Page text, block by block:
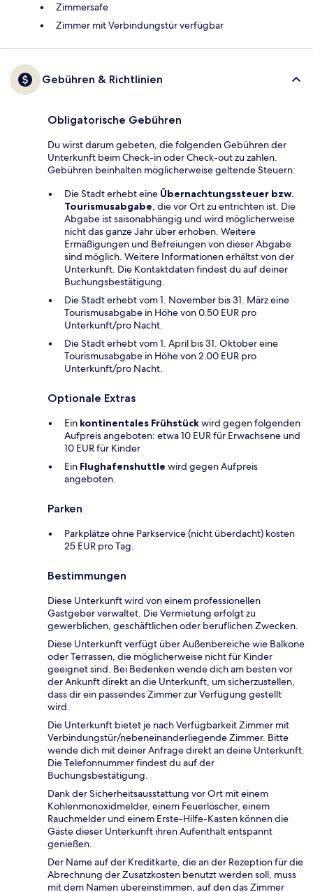
Zimmersafe
Zimmer mit Verbindungstür verfügbar
Gebühren & Richtlinien
Obligatorische Gebühren
Du wirst darum gebeten, die folgenden Gebühren der
Unterkunft beim Check-in oder Check-out zu zahlen.
Gebühren beinhalten möglicherweise geltende Steuern:
Die Stadt erhebt eine Übernachtungssteuer bzw.
Tourismusabgabe, die vor Ort zu entrichten ist. Die
Abgabe ist saisonabhängig und wird möglicherweise
nicht das ganze Jahr über erhoben. Weitere
Ermäßigungen und Befreiungen von dieser Abgabe
sind möglich. Weitere Informationen erhältst von der
Unterkunft. Die Kontaktdaten findest du auf deiner
Buchungsbestätigung.
Die Stadt erhebt vom 1. November bis 31. März eine
Tourismusabgabe in Höhe von 0.50 EUR pro
Unterkunft/pro Nacht.
Die Stadt erhebt vom 1. April bis 31. Oktober eine
Tourismusabgabe in Höhe von 2.00 EUR pro
Unterkunft/pro Nacht.
Optionale Extras
Ein kontinentales Frühstückwird gegen folgenden
Aufpreis angeboten: etwa 10 EUR für Erwachsene und
10 EUR für Kinder
Ein Flughafenshuttle wird gegen Aufpreis
angeboten.
Parken
Parkplätze ohne Parkservice (nicht überdacht) kosten
25 EUR pro Tag.
Bestimmungen
Diese Unterkunft wird von einem professionellen
Gastgeber verwaltet. Die Vermietung erfolgt zu
gewerblichen, geschäftlichen oder beruflichen Zwecken.
Diese Unterkunft verfügt über Außenbereiche wie Balkone
oder Terrassen, die möglicherweise nicht für Kinder
geeignet sind. Bei Bedenken wende dich am besten vor
der Ankunft direkt an die Unterkunft, um sicherzustellen,
dass dir ein passendes Zimmer zur Verfügung gestellt
wird.
Die Unterkunft bietet je nach Verfügbarkeit Zimmer mit
Verbindungstür/nebeneinanderliegende Zimmer. Bitte
wende dich mit deiner Anfrage direkt an deine Unterkunft.
Die Telefonnummer findest du auf der
Buchungsbestätigung.
Dank der Sicherheitsausstattung vor Ort mit einem
Kohlenmonoxidmelder, einem Feuerlöscher, einem
Rauchmelder und einem Erste-Hilfe-Kasten können die
Gäste dieser Unterkunft ihren Aufenthalt entspannt
genießen.
Der Name auf der Kreditkarte, die an der Rezeption für die
Abrechnung der Zusatzkosten benutzt werden soll, muss
mit dem Namen übereinstimmen, auf den das Zimmer